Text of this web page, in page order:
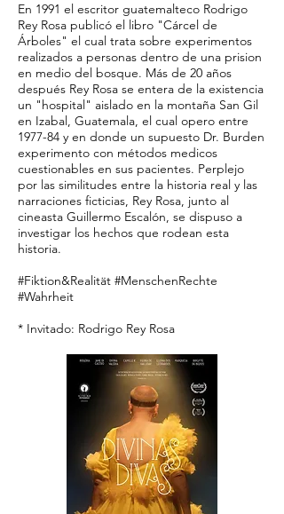
En 1991 el escritor guatemalteco Rodrigo
Rey Rosa publicó el libro "Cárcel de
Árboles" el cual trata sobre experimentos
realizados a personas dentro de una prision
en medio del bosque. Más de 20 años
después Rey Rosa se entera de la existencia
un "hospital" aislado en la montaña San Gil
en Izabal, Guatemala, el cual opero entre
1977-84 y en donde un supuesto Dr. Burden
experimento con métodos medicos
cuestionables en sus pacientes. Perplejo
por las similitudes entre la historia real y las
narraciones ficticias, Rey Rosa, junto al
cineasta Guillermo Escalón, se dispuso a
investigar los hechos que rodean esta
historia.
#Fiktion&Realität #MenschenRechte
#Wahrheit
* Invitado: Rodrigo Rey Rosa